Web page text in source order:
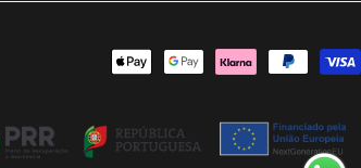
Métodos
pagamento